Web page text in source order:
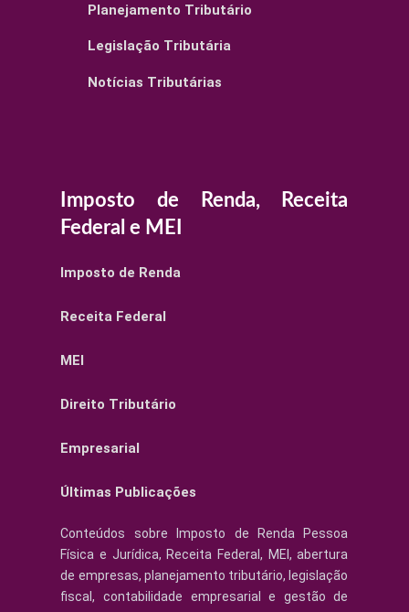
Planejamento Tributário
Legislação Tributária
Notícias Tributárias
Imposto de Renda, Receita
Federal e MEI
Imposto de Renda
Receita Federal
MEI
Direito Tributário
Empresarial
Últimas Publicações
Conteúdos sobre Imposto de Renda Pessoa
Física e Jurídica, Receita Federal, MEI, abertura
de empresas, planejamento tributário, legislação
fiscal, contabilidade empresarial e gestão de